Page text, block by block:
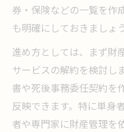
券・保険などの一覧を作
も明確にしておきましょう
進め方としては、まず財
サービスの解約を検討し
書や死後事務委任契約を
反映できます。特に単身
者や専門家に財産管理を